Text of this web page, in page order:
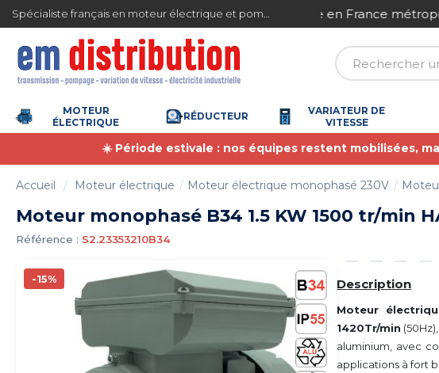
en France métropolitaine à partir de 360 € TTC
MOTEUR
ÉLECTRIQUE
RÉDUCTEUR
VARIATEUR DE
VITESSE
☀️ Période estivale : nos équipes restent mobilisées,
Accueil Moteur électrique Moteur électrique monophasé 230V
Moteur monophasé B34 1.5 KW 1500 tr/min
Référence : S2.23353210B34
-15% Description
Moteur
1420Tr/min (50Hz),
aluminium, avec
applications à fort
Gestion des cookies